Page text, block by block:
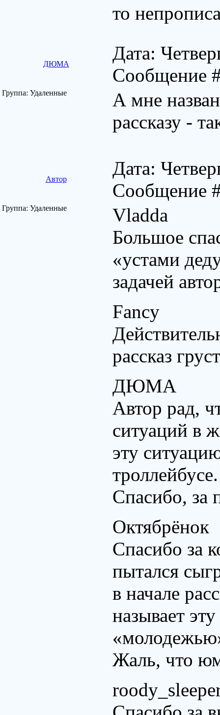
то
ДЮМА
Дата:
Сообщение
Группа: Удаленные
А мне
рассказу -
Автор
Дата:
Сообщение
Группа: Удаленные
Vladda
Большое
«устами
задачей
Fancy
рассказ
ДЮМА
Автор рад,
ситуаций в
эту
Спасибо, за
Октябрёнок
Спасибо за
пытался
в начале
называет
Жаль, что